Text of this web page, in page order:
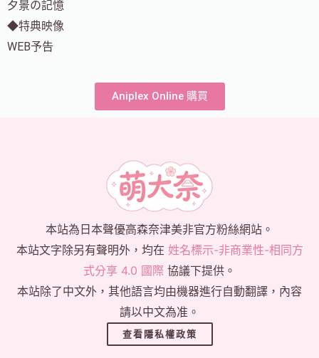
夕景の記憶
◆特典映像
WEB予告
Aniplex Online 購買
本站為日本聲優高森奈津美非官方粉絲網站。
本站文字除另有聲明外，均在 姓名標示-非商業性-相同方
式分享 4.0 國際 協議下提供。
本站除了中文外，其他語言均由機器進行自動翻譯，內容
請以中文為准。
查看隱私權政策